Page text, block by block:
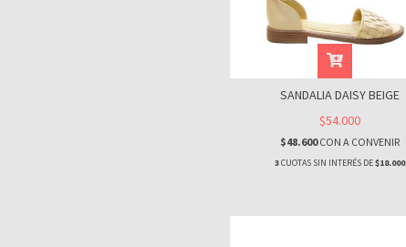
SANDALIA DAISY BEIGE
$54.000
$48.600CON A CONVENIR
3CUOTAS SIN INTERÉS DE$18.000